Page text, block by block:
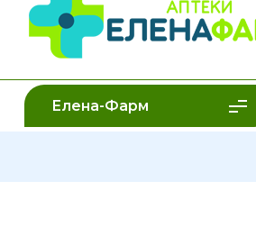
Елена-Фарм